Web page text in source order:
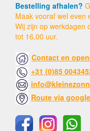
Bestelling afhalen?
Maak vooraf wel even
Wij zijn op werkdagen
tot 16.00 uur.
Contact en
+31 (0)85
Route via